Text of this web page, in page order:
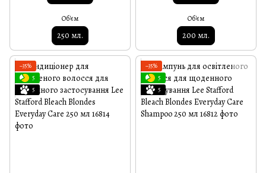
Об'єм
250 мл.
Об'єм
200 мл.
−35%
5
5
−35%
5
5